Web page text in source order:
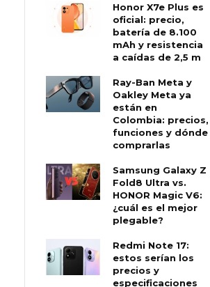
Honor X7e Plus es
oficial: precio,
batería de 8.100
mAh y resistencia
a caídas de 2,5 m
Ray-Ban Meta y
Oakley Meta ya
están en
Colombia: precios,
funciones y dónde
comprarlas
Samsung Galaxy Z
Fold8 Ultra vs.
HONOR Magic V6:
¿cuál es el mejor
plegable?
Redmi Note 17:
estos serían los
precios y
especificaciones